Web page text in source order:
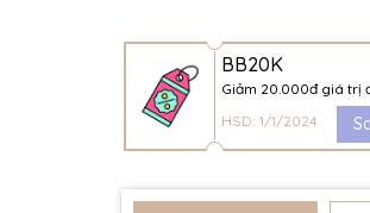
BB20K
Giảm 20.000đ giá trị
HSD: 1/1/2024